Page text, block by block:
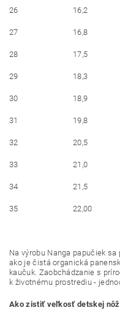
26 16,2
27 16,8
28 17,5
29 18,3
30 18,9
31 19,8
32 20,5
33 21,0
34 21,5
35 22,00
Na výrobu Nanga papučiek
ako je čistá organická
kaučuk. Zaobchádzanie s
k životnému prostrediu -
Ako zistiť veľkosť detskej